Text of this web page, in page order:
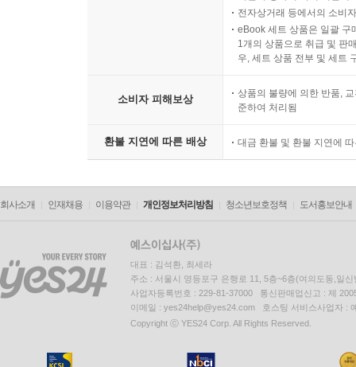
전자상거래 등에서의 소비
eBook 세트 상품은 일괄 구
1개의 상품으로 취급 및 판
우, 세트 상품 전부 및 세트
소비자 피해보상
상품의 불량에 의한 반품,
준하여 처리됨
환불 지연에 따른 배상 대금 환불 및 환불 지연에
회사소개 인재채용 이용약관 개인정보처리방침 청소년보호정책 도서홍보안내
대표 : 김석환, 최세라
주소 : 서울시 영등포구 은행로 11, 5층~6층(여의도동,일신
사업자등록번호 : 229-81-37000 통신판매업신고 : 제
이메일 : yes24help@yes24.com 호스팅 서비스사업자 :
Copyright ⓒ YES24 Corp. All Rights Reserved.